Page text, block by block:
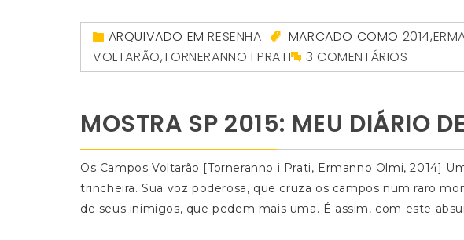
ARQUIVADO EMRESENHA MARCADO COMO 2014,
VOLTARÃO,TORNERANNO I PRATI 3 COMENTÁRIOS
MOSTRA SP 2015: MEU DIÁRIO
Os Campos Voltarão [Torneranno i Prati, Ermanno Olmi, 2014]
trincheira. Sua voz poderosa, que cruza os campos num raro
de seus inimigos, que pedem mais uma. É assim, com este